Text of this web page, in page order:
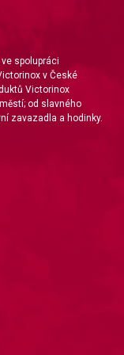
spolupráci
v České
Victorinox
od slavného
zavazadla a hodinky.